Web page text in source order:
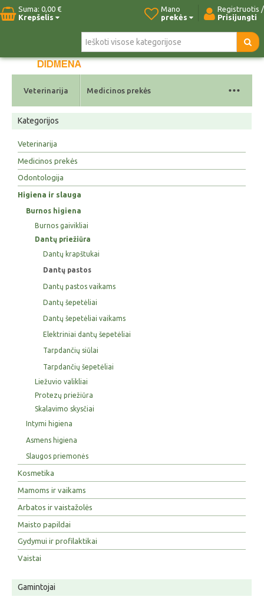
Suma: 0,00 €
Krepšelis
Registruotis /
Prisijungti
Mano
prekės
Pradžia Naujos prekės Kontaktai
Veterinarija Medicinos prekės ...
Kategorijos
Veterinarija
Medicinos prekės
Odontologija
Higiena ir slauga
Burnos higiena
Burnos gaivikliai
Dantų priežiūra
Dantų krapštukai
Dantų pastos
Dantų pastos vaikams
Dantų šepetėliai
Dantų šepetėliai vaikams
Elektriniai dantų šepetėliai
Tarpdančių siūlai
Tarpdančių šepetėliai
Liežuvio valikliai
Protezų priežiūra
Skalavimo skysčiai
Intymi higiena
Asmens higiena
Slaugos priemonės
Kosmetika
Mamoms ir vaikams
Arbatos ir vaistažolės
Maisto papildai
Gydymui ir profilaktikai
Vaistai
Gamintojai